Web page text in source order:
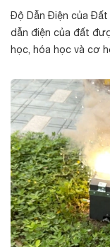
Độ Dẫn Điện của
dẫn điện của đất
học, hóa học và cơ
Tin tức